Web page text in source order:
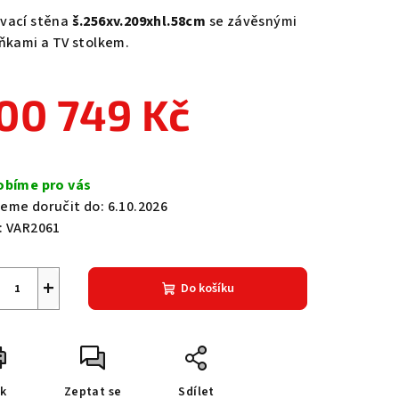
stěna š.256xv.209xhl.58cm se závěsnými
a TV stolkem.
749 Kč
pro vás
doručit do: 6.10.2026
VAR2061
+ Do košíku
Zeptat se Sdílet